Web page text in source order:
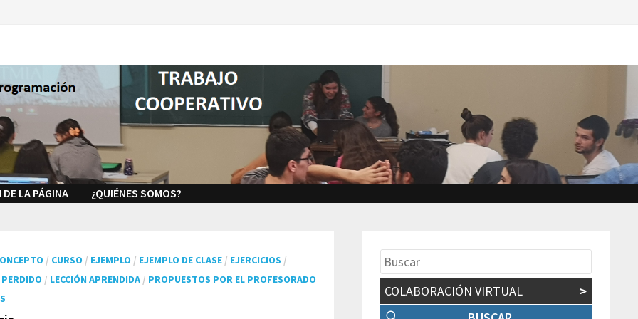
LA PÁGINA ¿QUIÉNES SOMOS?
/ CURSO / EJEMPLO / EJEMPLO DE CLASE / EJERCICIOS /
/ LECCIÓN APRENDIDA / PROPUESTOS POR EL PROFESORADO
COLABORACIÓN VIRTUAL >